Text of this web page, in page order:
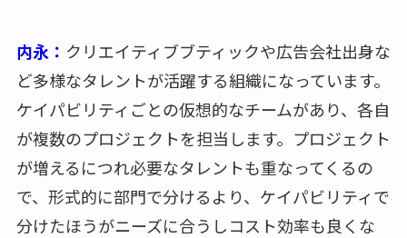
内永： クリエイティブブティックや広告会社出身な
ど多様なタレントが活躍する組織になっています。
ケイパビリティごとの仮想的なチームがあり、各自
が複数のプロジェクトを担当します。プロジェクト
が増えるにつれ必要なタレントも重なってくるの
で、形式的に部門で分けるより、ケイパビリティで
分けたほうがニーズに合うしコスト効率も良くな